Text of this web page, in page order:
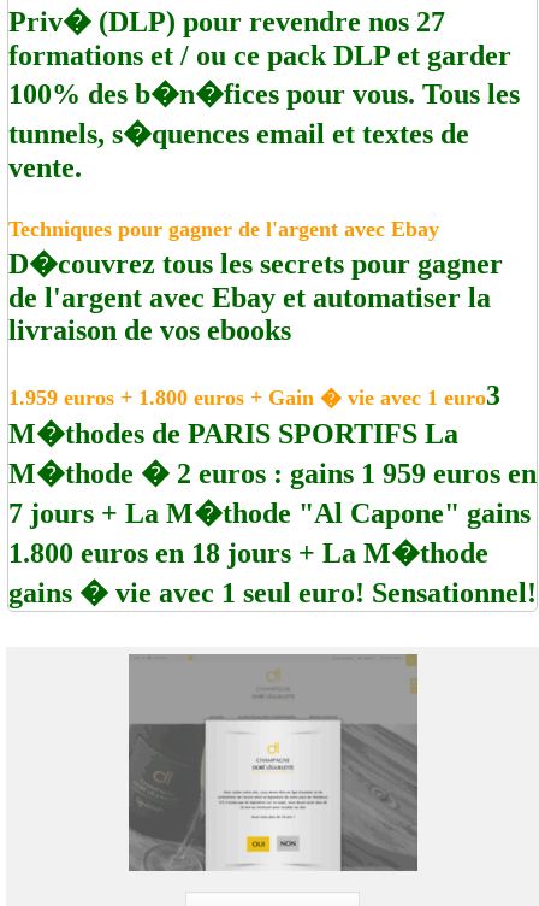
Priv� (DLP) pour revendre nos 27
formations et / ou ce pack DLP et garder
100% des b�n�fices pour vous. Tous les
tunnels, s�quences email et textes de
vente.
Techniques pour gagner de l'argent avec Ebay
D�couvrez tous les secrets pour gagner
de l'argent avec Ebay et automatiser la
livraison de vos ebooks
1.959 euros + 1.800 euros + Gain � vie avec 1 euro3
M�thodes de PARIS SPORTIFS La
M�thode � 2 euros : gains 1 959 euros en
7 jours + La M�thode "Al Capone" gains
1.800 euros en 18 jours + La M�thode
gains � vie avec 1 seul euro! Sensationnel!